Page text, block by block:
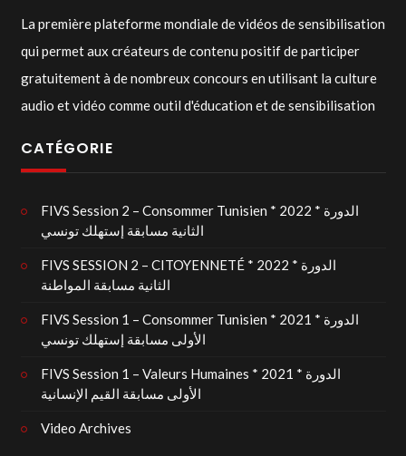
La première plateforme mondiale de vidéos de sensibilisation
qui permet aux créateurs de contenu positif de participer
gratuitement à de nombreux concours en utilisant la culture
audio et vidéo comme outil d'éducation et de sensibilisation
CATÉGORIE
FIVS Session 2 – Consommer Tunisien * 2022 * الدورة
الثانية مسابقة إستهلك تونسي
FIVS SESSION 2 – CITOYENNETÉ * 2022 * الدورة
الثانية مسابقة المواطنة
FIVS Session 1 – Consommer Tunisien * 2021 * الدورة
الأولى مسابقة إستهلك تونسي
FIVS Session 1 – Valeurs Humaines * 2021 * الدورة
الأولى مسابقة القيم الإنسانية
Video Archives